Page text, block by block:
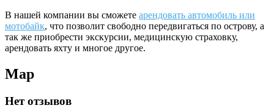
В нашей компании вы сможете арендовать автомобиль или
мотобайк, что позволит свободно передвигаться по острову, а
так же приобрести экскурсии, медицинскую страховку,
арендовать яхту и многое другое.
Map
Нет отзывов